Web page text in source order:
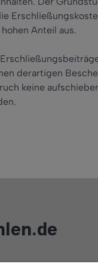
Anteil aus.
derartigen
keine